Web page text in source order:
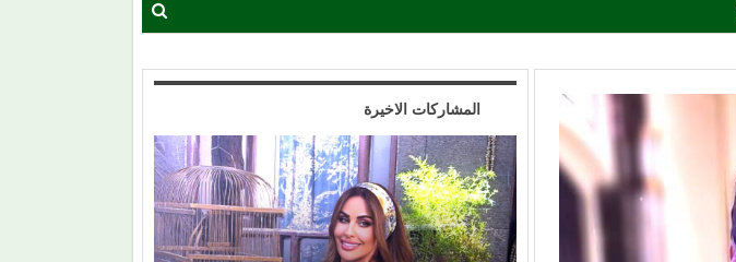
المشاركات الاخيرة